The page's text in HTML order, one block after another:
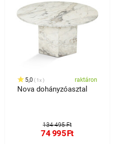
5,0 1x raktáron
Nova dohányzóasztal
134 495 Ft
74 995Ft